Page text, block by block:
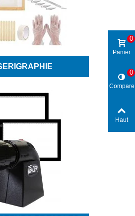
Panier
0
Compare
0
Haut